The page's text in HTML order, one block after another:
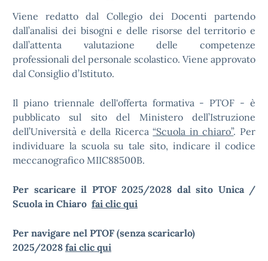
Viene redatto dal Collegio dei Docenti partendo
dall’analisi dei bisogni e delle risorse del territorio e
dall’attenta valutazione delle competenze
professionali del personale scolastico. Viene approvato
dal Consiglio d’Istituto.
Il piano triennale dell'offerta formativa - PTOF - è
pubblicato sul sito del Ministero dell’Istruzione
dell’Università e della Ricerca“Scuola in chiaro”. Per
individuare la scuola su tale sito, indicare il codice
meccanografico MIIC88500B.
Per scaricare il PTOF 2025/2028 dal sito Unica /
Scuola in Chiaro fai clic qui
Per navigare nel PTOF (senza scaricarlo)
2025/2028 fai clic qui